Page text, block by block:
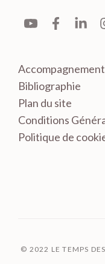
Bibliographie
Plan du site
Conditions
Politique de
© 2022 LE TEMPS